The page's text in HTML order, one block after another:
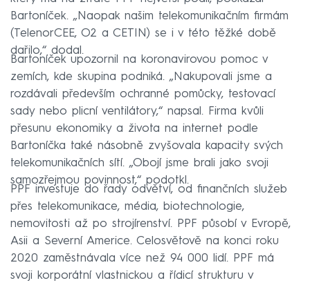
Bartoníček. „Naopak našim telekomunikačním firmám
(TelenorCEE, O2 a CETIN) se i v této těžké době
dařilo,“ dodal.
Bartoníček upozornil na koronavirovou pomoc v
zemích, kde skupina podniká. „Nakupovali jsme a
rozdávali především ochranné pomůcky, testovací
sady nebo plicní ventilátory,“ napsal. Firma kvůli
přesunu ekonomiky a života na internet podle
Bartoníčka také násobně zvyšovala kapacity svých
telekomunikačních sítí. „Obojí jsme brali jako svoji
samozřejmou povinnost,“ podotkl.
PPF investuje do řady odvětví, od finančních služeb
přes telekomunikace, média, biotechnologie,
nemovitosti až po strojírenství. PPF působí v Evropě,
Asii a Severní Americe. Celosvětově na konci roku
2020 zaměstnávala více než 94 000 lidí. PPF má
svoji korporátní vlastnickou a řídicí strukturu v